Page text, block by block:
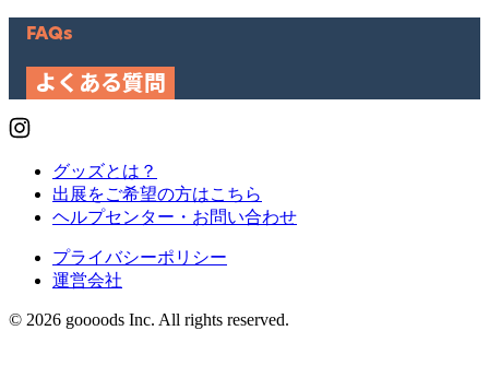
FAQs
よくある質問
グッズとは？
出展をご希望の方はこちら
ヘルプセンター・お問い合わせ
プライバシーポリシー
運営会社
© 2026 goooods Inc. All rights reserved.